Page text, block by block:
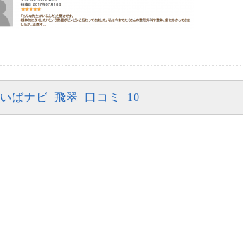
いばナビ_飛翠_口コミ_10